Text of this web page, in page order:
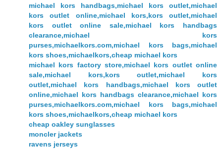
michael kors handbags,michael kors outlet,michael
kors outlet online,michael kors,kors outlet,michael
kors outlet online sale,michael kors handbags
clearance,michael kors
purses,michaelkors.com,michael kors bags,michael
kors shoes,michaelkors,cheap michael kors
michael kors factory store,michael kors outlet online
sale,michael kors,kors outlet,michael kors
outlet,michael kors handbags,michael kors outlet
online,michael kors handbags clearance,michael kors
purses,michaelkors.com,michael kors bags,michael
kors shoes,michaelkors,cheap michael kors
cheap oakley sunglasses
moncler jackets
ravens jerseys